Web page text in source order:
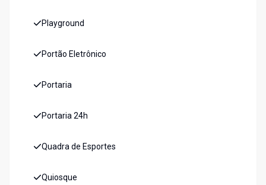
Playground
Portão Eletrônico
Portaria
Portaria 24h
Quadra de Esportes
Quiosque